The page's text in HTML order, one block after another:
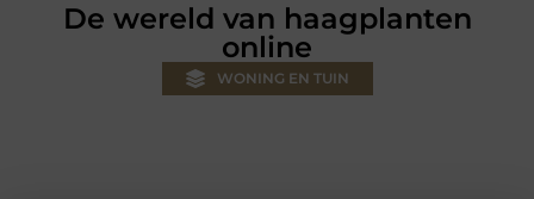
De wereld van haagplanten
online
WONING EN TUIN